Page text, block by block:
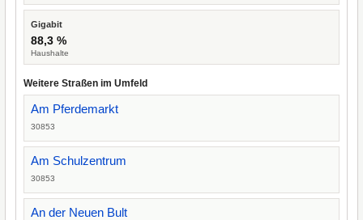
Gigabit
88,3 %
Haushalte
Weitere Straßen im Umfeld
Am Pferdemarkt
30853
Am Schulzentrum
30853
An der Neuen Bult